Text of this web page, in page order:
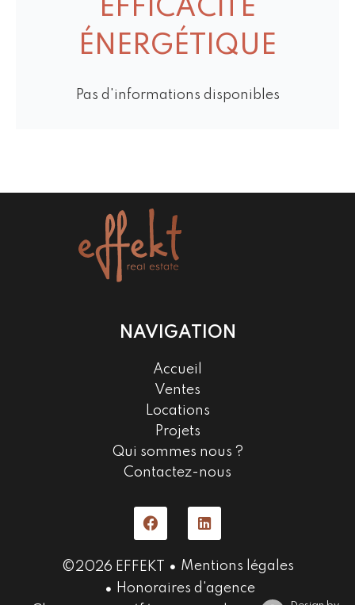
EFFICACITÉ
ÉNERGÉTIQUE
Pas d'informations disponibles
NAVIGATION
Accueil
Ventes
Locations
Projets
Qui sommes nous ?
Contactez-nous
©2026 EFFEKT
Mentions légales
Honoraires d'agence